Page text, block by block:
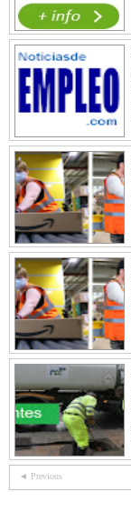
◄ Previous